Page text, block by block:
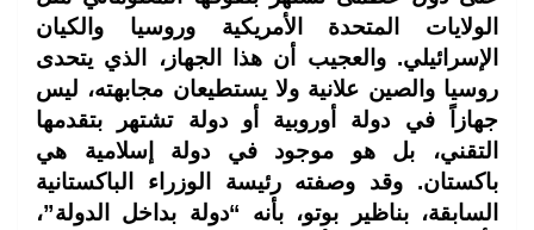
الولايات المتحدة الأمريكية وروسيا والكيان
الإسرائيلي. والعجيب أن هذا الجهاز، الذي يتحدى
روسيا والصين علانية ولا يستطيعان مجابهته، ليس
جهازاً في دولة أوروبية أو دولة تشتهر بتقدمها
التقني، بل هو موجود في دولة إسلامية هي
باكستان. وقد وصفته رئيسة الوزراء الباكستانية
السابقة، بناظير بوتو، بأنه “دولة بداخل الدولة”،